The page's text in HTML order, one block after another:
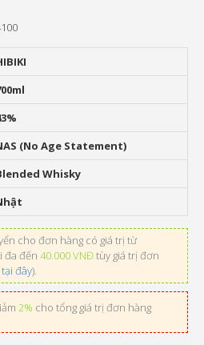
(No Age Statement)
Whisky
cho đơn hàng có giá trị từ
đa đến 40.000 VNĐtùy giá trị đơn
đây).
2% cho tổng giá trị đơn hàng